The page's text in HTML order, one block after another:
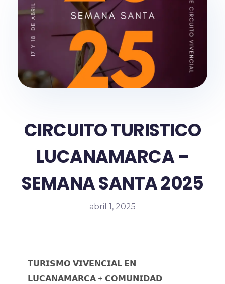
CIRCUITO TURISTICO
LUCANAMARCA –
SEMANA SANTA 2025
abril 1, 2025
𝗧𝗨𝗥𝗜𝗦𝗠𝗢 𝗩𝗜𝗩𝗘𝗡𝗖𝗜𝗔𝗟 𝗘𝗡
𝗟𝗨𝗖𝗔𝗡𝗔𝗠𝗔𝗥𝗖𝗔 + 𝗖𝗢𝗠𝗨𝗡𝗜𝗗𝗔𝗗